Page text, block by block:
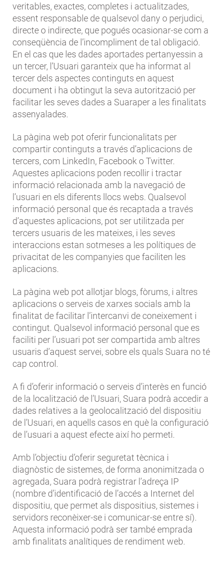
veritables, exactes, completes i actualitzades,
essent responsable de qualsevol dany o perjudici,
directe o indirecte, que pogués ocasionar-se com a
conseqüència de l’incompliment de tal obligació.
En el cas que les dades aportades pertanyessin a
un tercer, l’Usuari garanteix que ha informat al
tercer dels aspectes continguts en aquest
document i ha obtingut la seva autorització per
facilitar les seves dades a Suaraper a les finalitats
assenyalades.
La pàgina web pot oferir funcionalitats per
compartir continguts a través d’aplicacions de
tercers, com LinkedIn, Facebook o Twitter.
Aquestes aplicacions poden recollir i tractar
informació relacionada amb la navegació de
l’usuari en els diferents llocs webs. Qualsevol
informació personal que és recaptada a través
d’aquestes aplicacions, pot ser utilitzada per
tercers usuaris de les mateixes, i les seves
interaccions estan sotmeses a les polítiques de
privacitat de les companyies que faciliten les
aplicacions.
La pàgina web pot allotjar blogs, fòrums, i altres
aplicacions o serveis de xarxes socials amb la
finalitat de facilitar l’intercanvi de coneixement i
contingut. Qualsevol informació personal que es
faciliti per l’usuari pot ser compartida amb altres
usuaris d’aquest servei, sobre els quals Suara no té
cap control.
A fi d’oferir informació o serveis d’interès en funció
de la localització de l’Usuari, Suara podrà accedir a
dades relatives a la geolocalització del dispositiu
de l’Usuari, en aquells casos en què la configuració
de l’usuari a aquest efecte així ho permeti.
Amb l’objectiu d’oferir seguretat tècnica i
diagnòstic de sistemes, de forma anonimitzada o
agregada, Suara podrà registrar l’adreça IP
(nombre d’identificació de l’accés a Internet del
dispositiu, que permet als dispositius, sistemes i
servidors reconèixer-se i comunicar-se entre sí).
Aquesta informació podrà ser també emprada
amb finalitats analítiques de rendiment web.